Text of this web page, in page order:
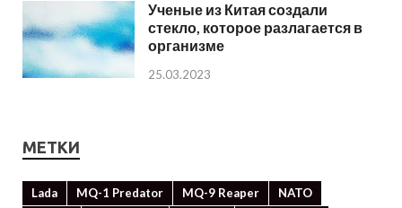
Ученые из Китая создали
стекло, которое разлагается в
организме
25.03.2023
МЕТКИ
Lada MQ-1 Predator MQ-9 Reaper
NATO